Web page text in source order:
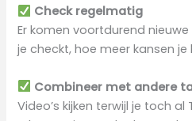
Check regelmatig
Er komen voortdurend
je checkt, hoe meer kansen je
Combineer met andere
Video’s kijken terwijl je toch al